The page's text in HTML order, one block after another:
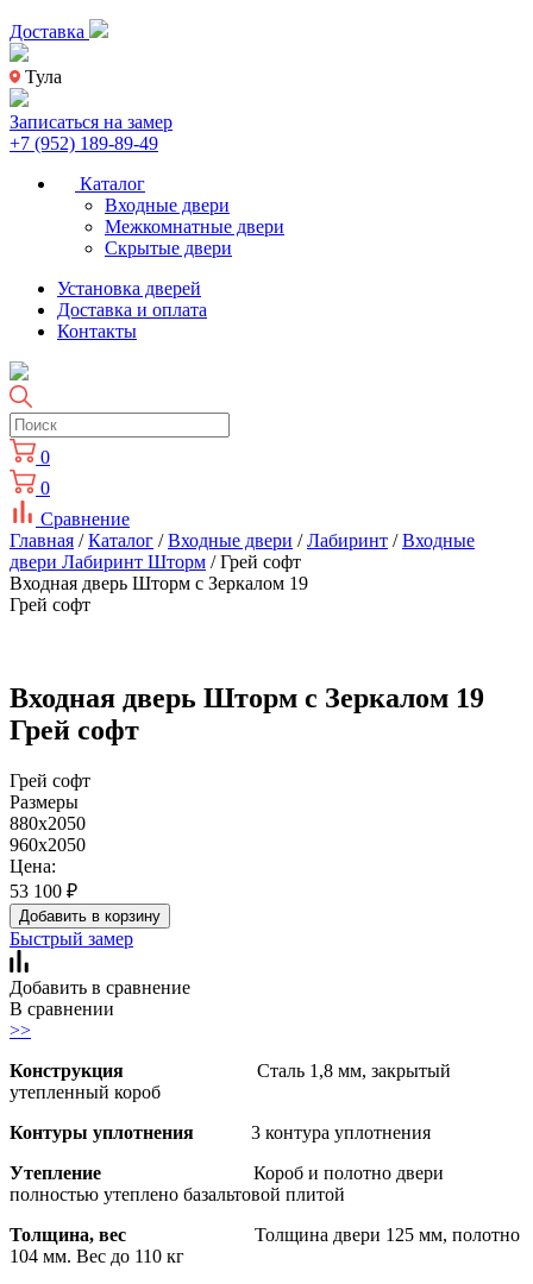
Доставка
Тула
Записаться на замер
+7 (952) 189-89-49
Каталог
Входные двери
Межкомнатные двери
Скрытые двери
Установка дверей
Доставка и оплата
Контакты
0
0
Сравнение
Главная /Каталог /Входные двери /Лабиринт /Входные
двери Лабиринт Шторм / Грей софт
Входная дверь Шторм с Зеркалом 19
Грей софт
Входная дверь Шторм с Зеркалом 19
Грей софт
Грей софт
Размеры
880x2050
960x2050
Цена:
53 100 ₽
Добавить в корзину
Быстрый замер
Добавить в сравнение
В сравнении
>>
Конструкция Сталь 1,8 мм, закрытый
утепленный короб
Контуры уплотнения 3 контура уплотнения
Утепление Короб и полотно двери
полностью утеплено базальтовой плитой
Толщина, вес Толщина двери 125 мм, полотно
104 мм. Вес до 110 кг